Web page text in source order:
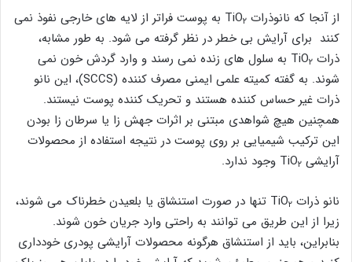
از آنجا که نانوذرات TiO ۲
به پوست فراتر از لایه های خارجی نفوذ نمی
کنند برای آرایش بی خطر در نظر گرفته می شود. به طور مشابه،
ذرات TiO ۲
به سلول های زنده نمی رسند و وارد گردش خون نمی
شوند. به گفته کمیته علمی ایمنی مصرف کننده (SCCS)، این نانو
ذرات غیر حساس کننده هستند و تحریک کننده پوست نیستند.
همچنین هیچ شواهدی مبتنی بر اثرات جهش زا یا سرطان زا بودن
این ترکیب شیمیایی بر روی پوست در نتیجه استفاده از محصولات
آرایشی TiO ۲ وجود ندارد.
نانو ذرات TiO ۲
تنها در صورت استنشاق یا بلعیدن خطرناک می شوند،
زیرا از این طریق می توانند به راحتی وارد جریان خون شوند.
بنابراین، باید از استنشاق هرگونه محصولات آرایشی پودری خودداری